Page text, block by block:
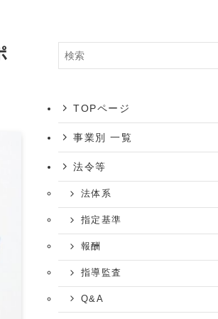
TOPページ
事業別 一覧
法令等
法体系
指定基準
報酬
指導監査
Q&A